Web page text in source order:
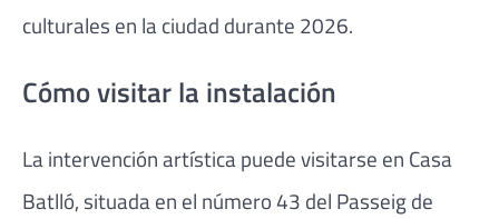
culturales en la ciudad durante 2026.
Cómo visitar la instalación
La intervención artística puede visitarse en Casa
Batlló, situada en el número 43 del Passeig de